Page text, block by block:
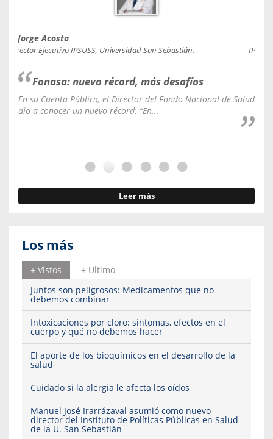
Jorge Acosta
Director Ejecutivo IPSUSS, Universidad San Sebastián.
Fonasa: nuevo récord, más desafíos
En su Cuenta Pública, el Director del Fondo Nacional de Salud
dio a conocer un nuevo récord: “En...
Leer más
Los más
+ Vistos
+ Ultimo
Juntos son peligrosos: Medicamentos que no
debemos combinar
Intoxicaciones por cloro: síntomas, efectos en el
cuerpo y qué no debemos hacer
El aporte de los bioquímicos en el desarrollo de la
salud
Cuidado si la alergia le afecta los oídos
Manuel José Irarrázaval asumió como nuevo
director del Instituto de Políticas Públicas en Salud
de la U. San Sebastián